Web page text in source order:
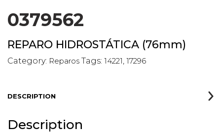
0379562
REPARO HIDROSTÁTICA (76mm)
Category: Reparos Tags: 14221 17296
DESCRIPTION
Description